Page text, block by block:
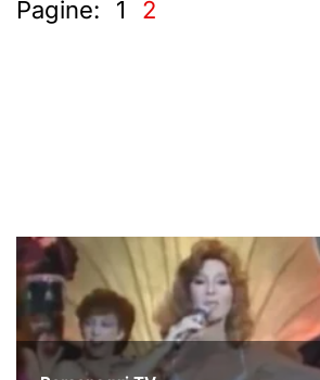
Pagine: 1 2